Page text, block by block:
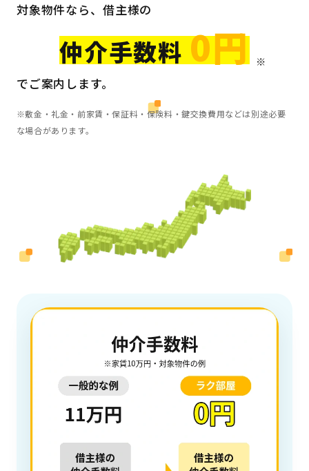
対象物件なら、借主様の
仲介手数料 0円
でご案内します。
※敷金・礼金・前家賃・保証料・保険料・鍵交換費用などは別途必要
な場合があります。